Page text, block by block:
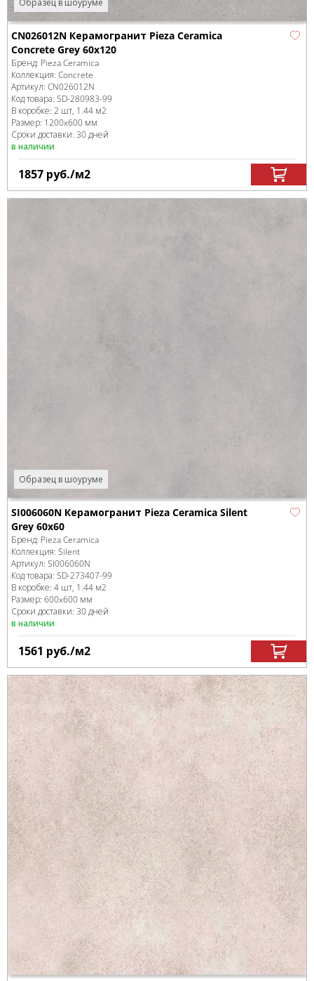
Образец в шоуруме
CN026012N Керамогранит Pieza Ceramica
Concrete Grey 60х120
Бренд: Pieza Ceramica
Коллекция: Concrete
Артикул: CN026012N
Код товара: SD-280983-99
В коробке: 2 шт, 1.44 м2
Размер: 1200x600 мм
Сроки доставки: 30 дней
в наличии
1857 руб./м2
Образец в шоуруме
SI006060N Керамогранит Pieza Ceramica Silent
Grey 60х60
Бренд: Pieza Ceramica
Коллекция: Silent
Артикул: SI006060N
Код товара: SD-273407-99
В коробке: 4 шт, 1.44 м2
Размер: 600x600 мм
Сроки доставки: 30 дней
в наличии
1561 руб./м2